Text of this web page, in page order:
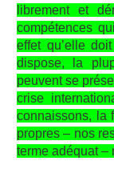
librement et
compétences
effet qu’elle
dispose, la
peuvent se
crise
connaissons, la
propres – nos
terme adéquat –